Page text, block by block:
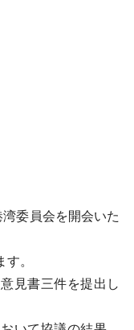
委員会を開会いた
。
見書三件を提出し